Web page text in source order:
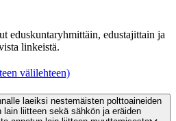
eduskuntaryhmittäin, edustajittain ja
linkeistä.
välilehteen)
laeiksi nestemäisten polttoaineiden
lain liitteen sekä sähkön ja eräiden